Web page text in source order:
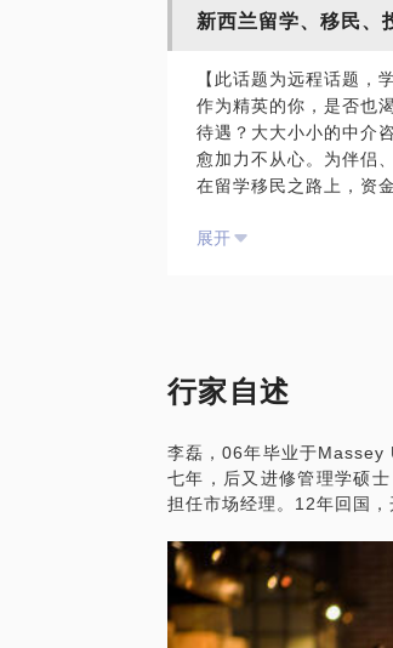
真实信息：
很多关系。从我里，你
对于想出国留学的人，
nd，对于新西兰本地风
二，从而提出更好的针
这其中可能会涉及很多
单、如何续签？
新西兰留学、移民、
【此话题为远程话题，
作为精英的你，是否也
待遇？大大小小的中介
愈加力不从心。为伴侣
在留学移民之路上，资
本人有十余年的海外留
真实信息：
对于想移民的人，我最
对于想出国留学的人，
nd，对于新西兰本地风
二，从而提出更好的针
我要去新西兰念大学，
单、如何续签？
我留在海外某地工作，
我要举家移民，怎样迅
展开
行家自述
李磊，06年毕业于Massey
七年，后又进修管理学硕
担任市场经理。12年回国，